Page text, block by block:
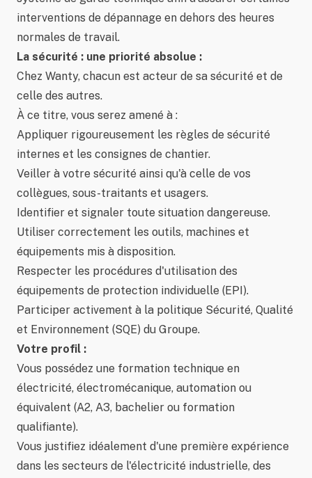
interventions de dépannage en dehors des heures
normales de travail.
La sécurité : une priorité absolue :
Chez Wanty, chacun est acteur de sa sécurité et de
celle des autres.
À ce titre, vous serez amené à :
Appliquer rigoureusement les règles de sécurité
internes et les consignes de chantier.
Veiller à votre sécurité ainsi qu'à celle de vos
collègues, sous-traitants et usagers.
Identifier et signaler toute situation dangereuse.
Utiliser correctement les outils, machines et
équipements mis à disposition.
Respecter les procédures d'utilisation des
équipements de protection individuelle (EPI).
Participer activement à la politique Sécurité, Qualité
et Environnement (SQE) du Groupe.
Votre profil :
Vous possédez une formation technique en
électricité, électromécanique, automation ou
équivalent (A2, A3, bachelier ou formation
qualifiante).
Vous justifiez idéalement d'une première expérience
dans les secteurs de l'électricité industrielle, des